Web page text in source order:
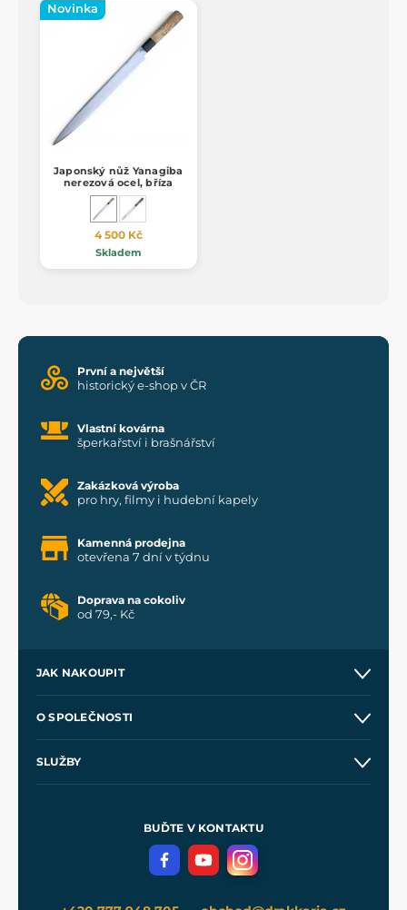
Novinka
Japonský nůž Yanagiba
nerezová ocel, bříza
4 500 Kč
Skladem
První a největší
historický e-shop v ČR
Vlastní kovárna
šperkařství i brašnářství
Zakázková výroba
pro hry, filmy i hudební kapely
Kamenná prodejna
otevřena 7 dní v týdnu
Doprava na cokoliv
od 79,- Kč
JAK NAKOUPIT
Velkoobchod
O SPOLEČNOSTI
SLUŽBY
Meče pro Kingdom Come
BUĎTE V KONTAKTU